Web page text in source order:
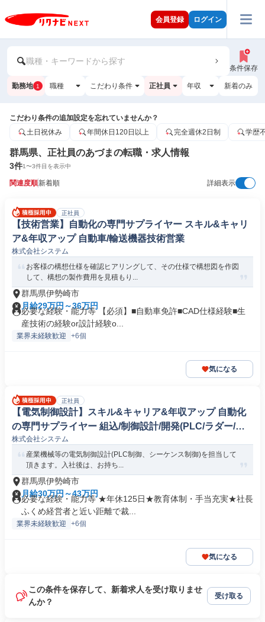
会員登録 ログイン
職種・キーワードから探す
条件保存
勤務地 1 職種 こだわり条件 正社員 年収 新着のみ
こだわり条件の追加設定を忘れていませんか？
土日祝休み
年間休日120日以上 完全週休2日制 学歴
群馬県、正社員のあづまの転職・求人情報
3件1〜3件目を表示中
関連度順新着順 詳細表示
正社員
【技術営業】自動化の専門サプライヤー スキル&キャリ
ア&年収アップ 自動車/輸送機器技術営業
株式会社システム
お客様の構想仕様を確認ヒアリングして、その仕様で構想図を作図
して、構想の製作費用を見積もり...
群馬県伊勢崎市
月給29万円～36万円
必要な経験・能力等 【必須】■自動車免許■CAD仕様経験■生
産技術の経験or設計経験o...
業界未経験歓迎 +6個
気になる
正社員
【電気制御設計】スキル&キャリア&年収アップ 自動化
の専門サプライヤー 組込/制御設計/開発(PLC/ラダー/シ
ーケンス制御)
株式会社システム
産業機械等の電気制御設計(PLC制御、シーケンス制御)を担当して
頂きます。入社後は、お持ち...
群馬県伊勢崎市
月給30万円～43万円
必要な経験・能力等 ★年休125日★教育体制・手当充実★社長
ふくめ経営者と近い距離で裁...
業界未経験歓迎 +6個
気になる
この条件を保存して、新着求人を受け取りませ
んか？
受け取る